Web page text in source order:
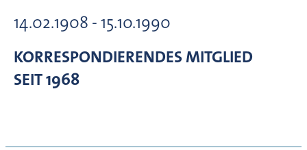
14.02.1908 - 15.10.1990
KORRESPONDIERENDES MITGLIED
SEIT 1968